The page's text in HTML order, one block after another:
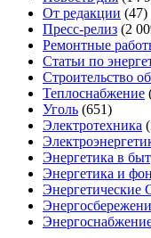
От редакции (47)
Пресс-релиз (2
Ремонтные
Статьи по
Строительство
Теплоснабжение
Уголь (651)
Электротехника
Энергетика в
Энергетика и